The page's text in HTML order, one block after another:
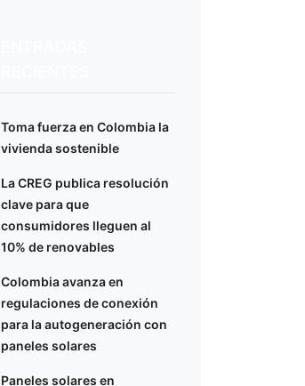
Toma fuerza en Colombia la
vivienda sostenible
La CREG publica resolución
clave para que
consumidores lleguen al
10% de renovables
Colombia avanza en
regulaciones de conexión
para la autogeneración con
paneles solares
Paneles solares en